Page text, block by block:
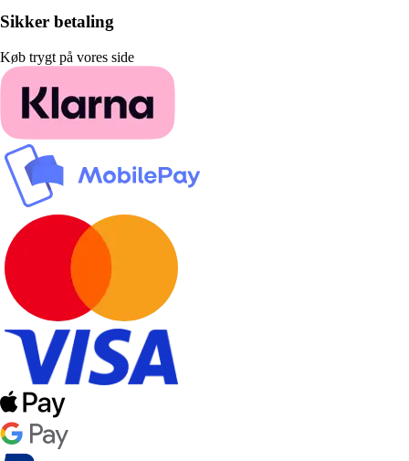
Sikker betaling
Køb trygt på vores side